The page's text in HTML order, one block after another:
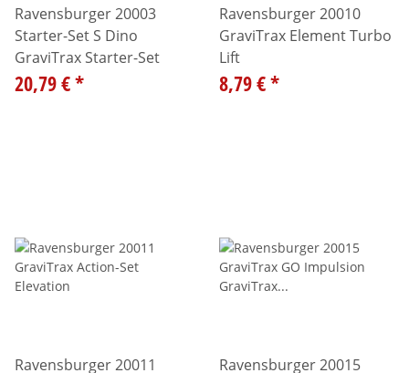
Ravensburger 20003
Starter-Set S Dino
GraviTrax Starter-Set
20,79 €*
Ravensburger 20010
GraviTrax Element Turbo
Lift
8,79 €*
Ravensburger 20011
Ravensburger 20015